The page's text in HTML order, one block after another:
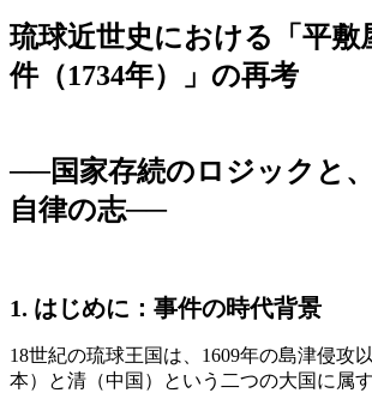
琉球近世史における「平敷
件（1734年）」の再考
──国家存続のロジックと
自律の志──
1. はじめに：事件の時代背景
18世紀の琉球王国は、1609年の島津侵攻
本）と清（中国）という二つの大国に属